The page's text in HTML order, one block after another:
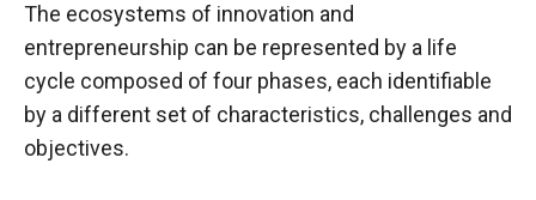
The ecosystems of innovation and
entrepreneurship can be represented by a life
cycle composed of four phases, each identifiable
by a different set of characteristics, challenges and
objectives.